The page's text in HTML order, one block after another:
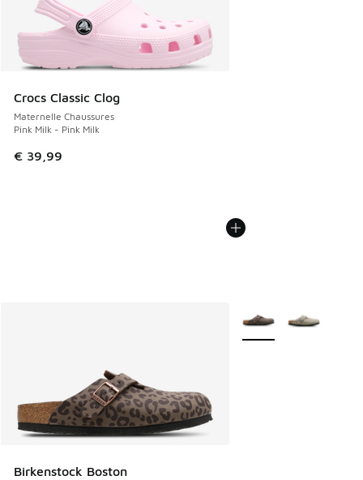
Crocs Classic Clog
Maternelle Chaussures
Pink Milk - Pink Milk
€ 39,99
Birkenstock Boston
Plus de couleurs